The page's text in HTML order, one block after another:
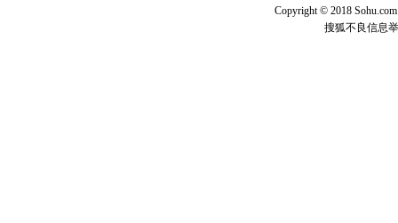
[元旦] 如
起；二是
Copyright © 2018
搜狐不良信息